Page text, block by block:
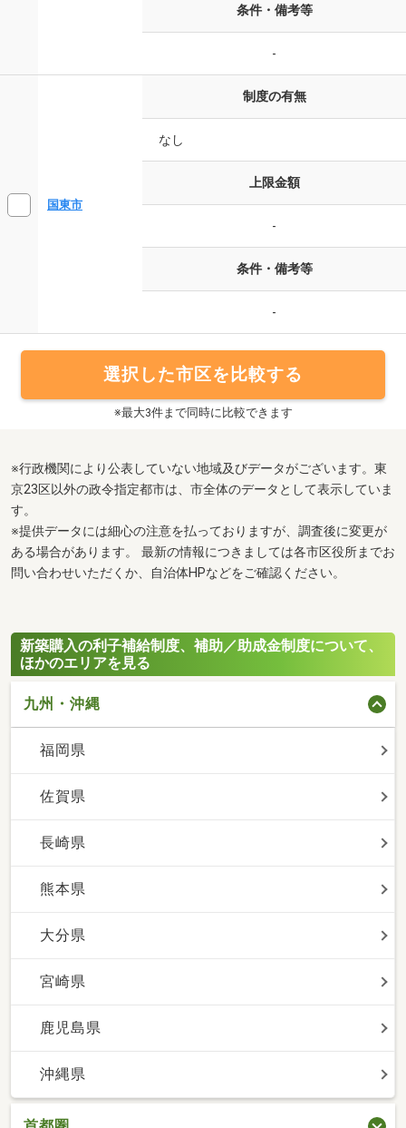
条件・備考等
-
国東市
制度の有無
なし
上限金額
-
条件・備考等
-
選択した市区を比較する
※最大3件まで同時に比較できます
※行政機関により公表していない地域及びデータがございます。東
京23区以外の政令指定都市は、市全体のデータとして表示していま
す。
※提供データには細心の注意を払っておりますが、調査後に変更が
ある場合があります。 最新の情報につきましては各市区役所までお
問い合わせいただくか、自治体HPなどをご確認ください。
新築購入の利子補給制度、補助／助成金制度について、
ほかのエリアを見る
九州・沖縄
福岡県
佐賀県
長崎県
熊本県
大分県
宮崎県
鹿児島県
沖縄県